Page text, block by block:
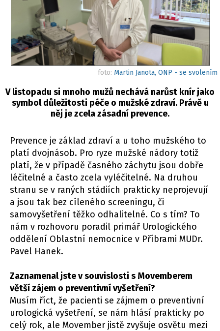
foto: Martin Janota, ONP - se svolením
V listopadu si mnoho mužů nechává narůst knír jako
symbol důležitosti péče o mužské zdraví. Právě u
něj je zcela zásadní prevence.
Prevence je základ zdraví a u toho mužského to
platí dvojnásob. Pro ryze mužské nádory totiž
platí, že v případě časného záchytu jsou dobře
léčitelné a často zcela vyléčitelné. Na druhou
stranu se v raných stádiích prakticky neprojevují
a jsou tak bez cíleného screeningu, či
samovyšetření těžko odhalitelné. Co s tím? To
nám v rozhovoru poradil primář Urologického
oddělení Oblastní nemocnice v Příbrami MUDr.
Pavel Hanek.
Zaznamenal jste v souvislosti s Movemberem
větší zájem o preventivní vyšetření?
Musím říct, že pacienti se zájmem o preventivní
urologická vyšetření, se nám hlásí prakticky po
celý rok, ale Movember jistě zvyšuje osvětu mezi